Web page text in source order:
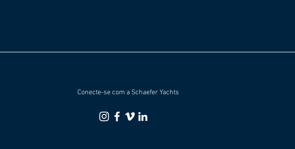
Conecte-se com a Schaefer Yachts